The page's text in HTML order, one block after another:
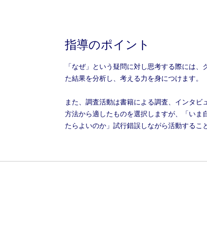
指導のポイント
「なぜ」という疑問に対し思考する際には
た結果を分析し、考える力を身につけます。
また、調査活動は書籍による調査、インタ
方法から適したものを選択しますが、「い
たらよいのか」試行錯誤しながら活動するこ